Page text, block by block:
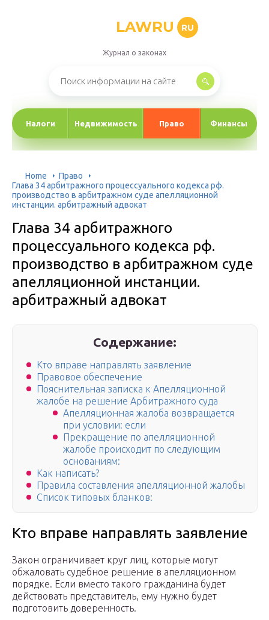
LAWRU RU
Журнал о законах
Налоги Недвижимость Право Финансы
Home
Право
Глава 34 арбитражного процессуального кодекса рф.
производство в арбитражном суде апелляционной
инстанции. арбитражный адвокат
Глава 34 арбитражного
процессуального кодекса рф.
производство в арбитражном суде
апелляционной инстанции.
арбитражный адвокат
Содержание:
Кто вправе направлять заявление
Правовое обеспечение
Пояснительная записка к Апелляционной
жалобе на решение Арбитражного суда
Апелляционная жалоба возвращается
при условии: если
Прекращение по апелляционной
жалобе происходит по следующим
основаниям:
Как написать?
Правила составления апелляционной жалобы
Список типовых бланков:
Кто вправе направлять заявление
Закон ограничивает круг лиц, которые могут
обжаловать судебное решение в апелляционном
порядке. Если вместо такого гражданина будет
действовать представитель, ему нужно будет
подготовить доверенность.